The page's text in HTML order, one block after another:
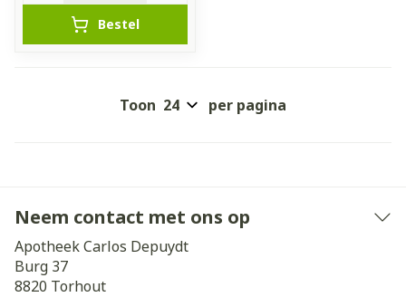
Bestel
Toon per pagina
Neem contact met ons op
Apotheek Carlos Depuydt
Burg 37
8820 Torhout